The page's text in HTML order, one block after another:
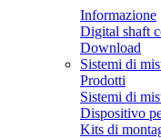
Informazione
Digital shaft
Download
Sistemi di
Prodotti
Sistemi di
Dispositivo
Kits di